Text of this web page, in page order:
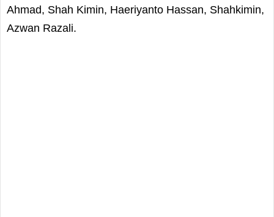
Ahmad, Shah Kimin, Haeriyanto Hassan, Shahkimin,
Azwan Razali.